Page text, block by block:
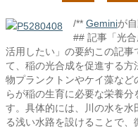
/** Geminiが
## 記事「光
活用したい」の要約この記事
て、稲の光合成を促進する
物プランクトンやケイ藻な
らが稲の生育に必要な栄養
す。具体的には、川の水を
る浅い水路を設けることで